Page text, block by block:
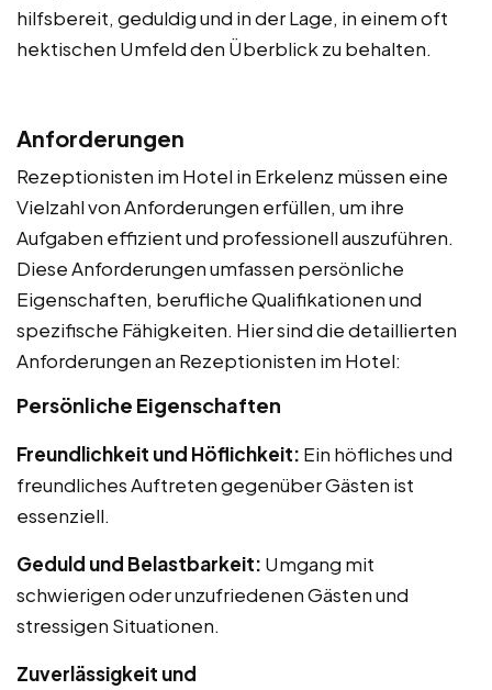
hilfsbereit, geduldig und in der Lage, in einem oft
hektischen Umfeld den Überblick zu behalten.
Anforderungen
Rezeptionisten im Hotel in Erkelenz müssen eine
Vielzahl von Anforderungen erfüllen, um ihre
Aufgaben effizient und professionell auszuführen.
Diese Anforderungen umfassen persönliche
Eigenschaften, berufliche Qualifikationen und
spezifische Fähigkeiten. Hier sind die detaillierten
Anforderungen an Rezeptionisten im Hotel:
Persönliche Eigenschaften
Freundlichkeit und Höflichkeit: Ein höfliches und
freundliches Auftreten gegenüber Gästen ist
essenziell.
Geduld und Belastbarkeit: Umgang mit
schwierigen oder unzufriedenen Gästen und
stressigen Situationen.
Zuverlässigkeit und